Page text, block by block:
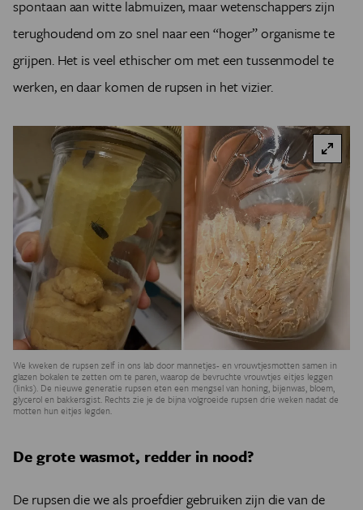
spontaan aan witte labmuizen, maar wetenschappers zijn
terughoudend om zo snel naar een “hoger” organisme te
grijpen. Het is veel ethischer om met een tussenmodel te
werken, en daar komen de rupsen in het vizier.
We kweken de rupsen zelf in ons lab door mannetjes- en vrouwtjesmotten samen in
glazen bokalen te zetten om te paren, waarop de bevruchte vrouwtjes eitjes leggen
(links). De nieuwe generatie rupsen eten een mengsel van honing, bijenwas, bloem,
glycerol en bakkersgist. Rechts zie je de bijna volgroeide rupsen drie weken nadat de
motten hun eitjes legden.
De grote wasmot, redder in nood?
De rupsen die we als proefdier gebruiken zijn die van de